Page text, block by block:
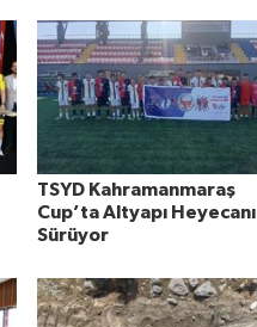
TSYD Kahramanmaraş
Cup’ta Altyapı Heyecanı
Sürüyor